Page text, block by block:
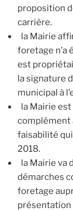
proposition
carrière.
la Mairie
foretage n’a
est
la signature
municipal à
la Mairie
complément
faisabilité qui
2018.
la Mairie va
démarches
foretage
présentation